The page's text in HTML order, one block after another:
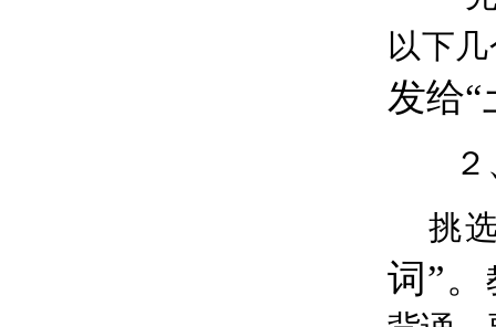
以下
发给“
２
挑
词”。